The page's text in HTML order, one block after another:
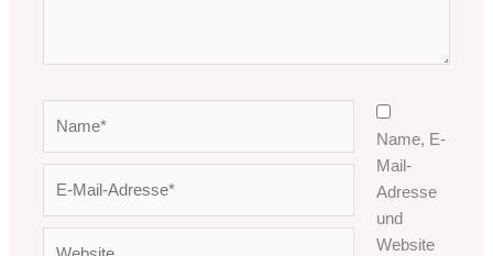
Adresse*
Name, E-
Mail-
Adresse
und
Website